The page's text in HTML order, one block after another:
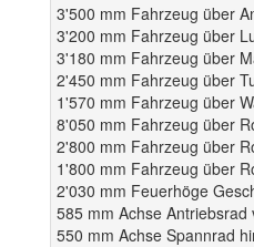
3'500 mm Fahrzeug über
3'200 mm Fahrzeug über
3'180 mm Fahrzeug über
2'450 mm Fahrzeug über
1'570 mm Fahrzeug über
8'050 mm Fahrzeug über
2'800 mm Fahrzeug über
1'800 mm Fahrzeug über
2'030 mm Feuerhöge
585 mm Achse Antriebsrad
550 mm Achse Spannrad